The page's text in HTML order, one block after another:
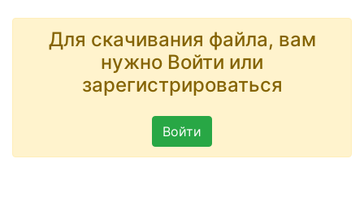
Для скачивания файла, вам
нужно Войти или
зарегистрироваться
Войти